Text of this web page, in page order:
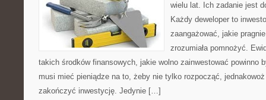
wielu lat. Ich zadanie jest
Każdy deweloper to
zaangażować, jakie
zrozumiała pomnożyć.
takich środków finansowych, jakie wolno zainwestować powinno
musi mieć pieniądze na to, żeby nie tylko rozpocząć, jednakowoż
zakończyć inwestycję. Jedynie […]